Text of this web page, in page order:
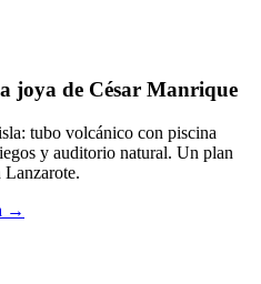
joya de César Manrique
tubo volcánico con piscina
y auditorio natural. Un plan
Lanzarote.
→